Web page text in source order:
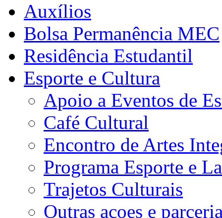
Auxílios
Bolsa Permanência MEC
Residência Estudantil
Esporte e Cultura
Apoio a Eventos de
Café Cultural
Encontro de Artes
Programa Esporte e
Trajetos Culturais
Outras açoes e